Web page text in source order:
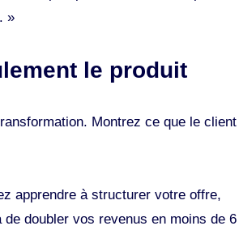
»
le produit
Montrez ce que le client
apprendre à structurer votre offre,
doubler vos revenus en moins de 6